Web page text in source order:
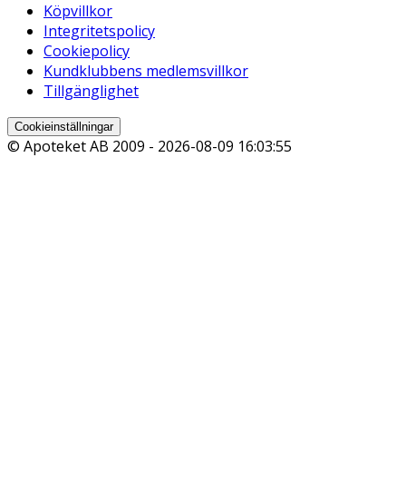
Köpvillkor
Integritetspolicy
Cookiepolicy
Kundklubbens medlemsvillkor
Tillgänglighet
Cookieinställningar
© Apoteket AB 2009 - 2026-08-09 16:03:55